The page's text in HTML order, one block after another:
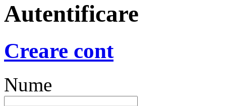
Autentificare
Creare cont
Nume